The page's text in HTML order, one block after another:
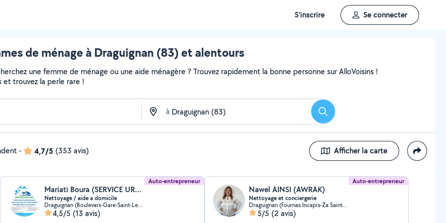
S'inscrire Se connecter
de ménage à Draguignan (83) et alentours
une femme de ménage ou une aide ménagère ? Trouvez rapidement la bonne personne sur AlloVoisins !
et trouvez la perle rare !
à Rechercher
- 4,7/5 (353 avis) Afficher la carte
Auto-entrepreneur
Mariati Boura (SERVICE URAHAFU EI)
Nettoyage / aide a domicile
Draguignan (Boulevars-Gare-Saint-Leger-Chabrand)
4,5/5 (13 avis)
Auto-entrepreneur
Nawel AINSI (AWRAK)
Nettoyage et conciergerie
Draguignan (Fournas Incapis-Za Saint-Hermantaire)
5/5 (2 avis)